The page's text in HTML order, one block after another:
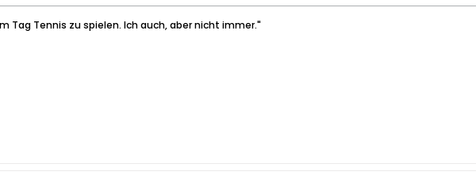
Tag Tennis zu spielen. Ich auch, aber nicht immer."